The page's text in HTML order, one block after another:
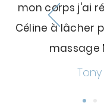
mon corps j'ai
Céline à lâcher
massage
Tony